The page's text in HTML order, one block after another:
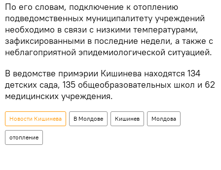
По его словам, подключение к отоплению
подведомственных муниципалитету учреждений
необходимо в связи с низкими температурами,
зафиксированными в последние недели, а также с
неблагоприятной эпидемиологической ситуацией.
В ведомстве примэрии Кишинева находятся 134
детских сада, 135 общеобразовательных школ и 62
медицинских учреждения.
Новости Кишинева В Молдове Кишинев Молдова
отопление